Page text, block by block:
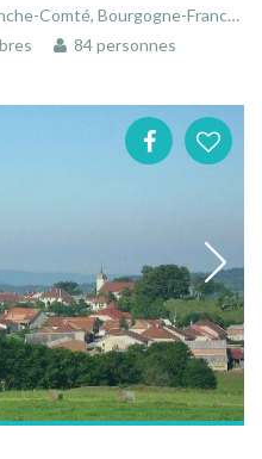
Bourgogne-Franche-Comté, France
84 personnes